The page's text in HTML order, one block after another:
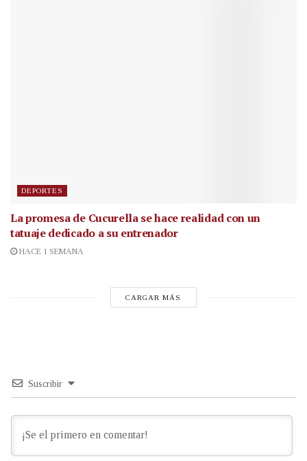
DEPORTES
La promesa de Cucurella se hace realidad con un
tatuaje dedicado a su entrenador
HACE 1 SEMANA
CARGAR MÁS
Suscribir